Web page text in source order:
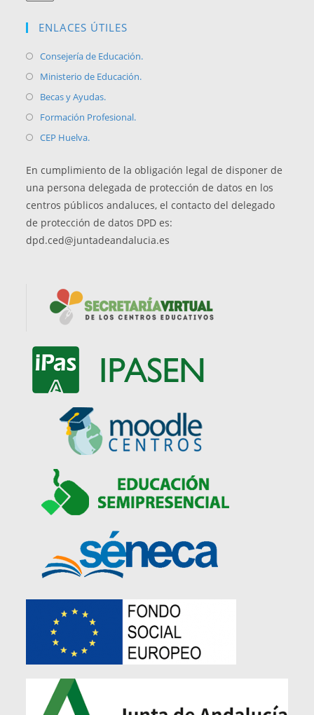
ENLACES ÚTILES
Consejería de Educación.
Ministerio de Educación.
Becas y Ayudas.
Formación Profesional.
CEP Huelva.
En cumplimiento de la obligación legal de disponer de
una persona delegada de protección de datos en los
centros públicos andaluces, el contacto del delegado
de protección de datos DPD es:
dpd.ced@juntadeandalucia.es